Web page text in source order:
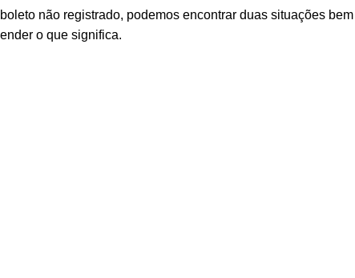
não registrado, podemos encontrar duas situações
o que significa.